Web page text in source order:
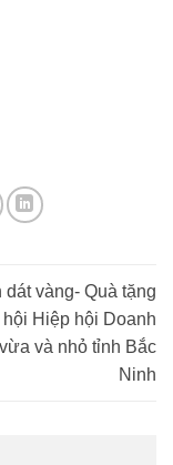
dát vàng- Quà tặng
Hiệp hội Doanh
và nhỏ tỉnh Bắc
Ninh